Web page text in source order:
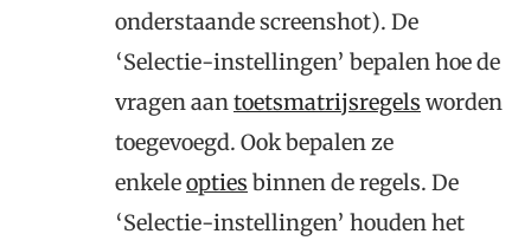
onderstaande screenshot). De
‘Selectie-instellingen’ bepalen hoe de
vragen aantoetsmatrijsregels worden
toegevoegd. Ook bepalen ze
enkeleopties binnen de regels. De
‘Selectie-instellingen’ houden het